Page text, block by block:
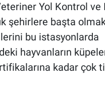
Yol Kontrol ve
şehirlere başta
bu istasyonlarda
hayvanların
kadar çok